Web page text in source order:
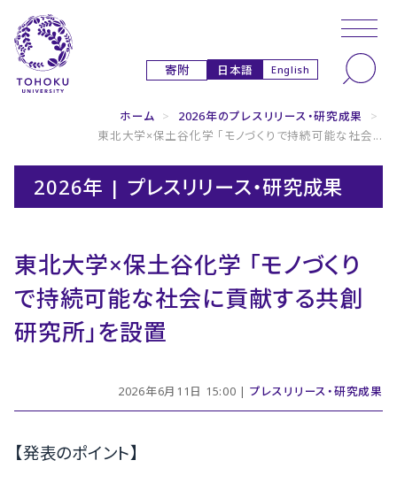
寄附 日本語 English
ホーム > 2026年のプレスリリース・研究成果
>
東北大学×保土谷化学 「モノづくりで持続可能な社会...
2026年 | プレスリリース・研究成果
東北大学×保土谷化学 「モノづくり
で持続可能な社会に貢献する共創
研究所」を設置
2026年6月11日 15:00 | プレスリリース・研究成果
【発表のポイント】